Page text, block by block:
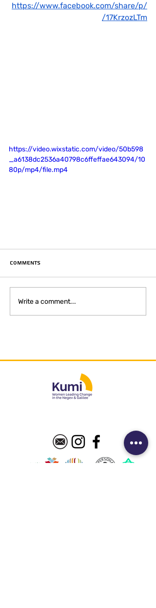
https://www.facebook.com/share/p/
17KrzozLTm/
https://video.wixstatic.com/video/50b598
_a6138dc2536a40798c6ffeffae643094/10
80p/mp4/file.mp4
Comments
Write a comment...